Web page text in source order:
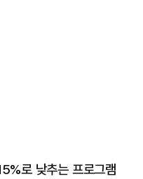
로 낮추는 프로그램